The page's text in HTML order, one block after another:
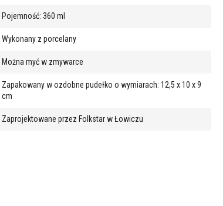
Pojemność: 360 ml
Wykonany z porcelany
Można myć w zmywarce
Zapakowany w ozdobne pudełko o wymiarach: 12,5 x 10 x 9
cm
Zaprojektowane przez Folkstar w Łowiczu